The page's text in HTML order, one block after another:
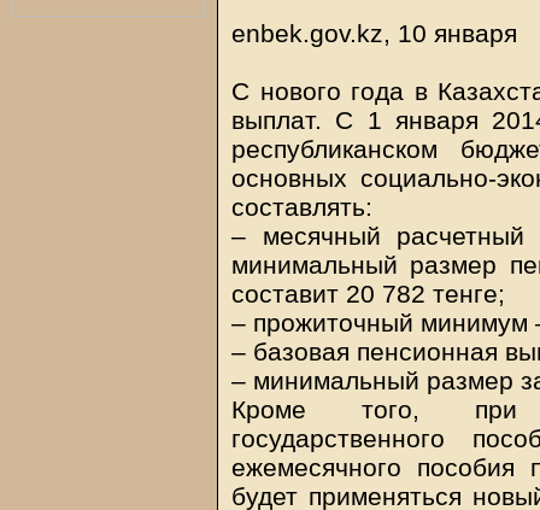
enbek.gov.kz, 10 января
С нового года в
выплат. С 1 января
республиканском
основных социально-
составлять:
– месячный
минимальный размер
составит 20 782 тенге;
– прожиточный минимум
– базовая пенсионная
– минимальный размер
Кроме того, при
государственного
ежемесячного
будет применяться